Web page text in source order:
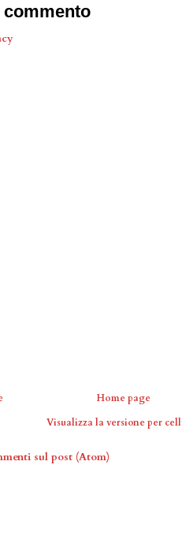
commento
Home page
Visualizza la versione per
sul post (Atom)